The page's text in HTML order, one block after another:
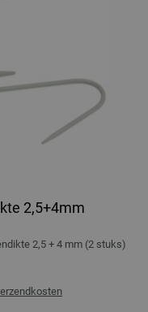
2,5+4mm
2,5 + 4 mm (2 stuks)